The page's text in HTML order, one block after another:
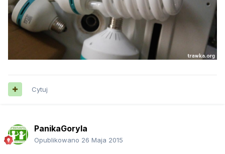
Cytuj
PanikaGoryla
Opublikowano 26 Maja 2015